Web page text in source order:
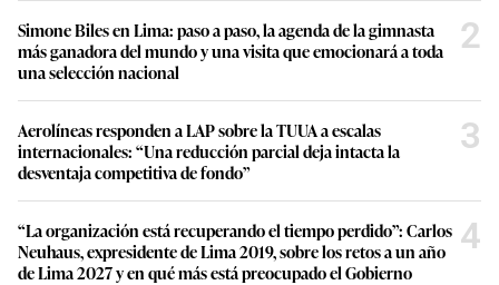
Simone Biles en Lima: paso a paso, la agenda de la gimnasta
más ganadora del mundo y una visita que emocionará a toda
una selección nacional
2
Aerolíneas responden a LAP sobre la TUUA a escalas
internacionales: “Una reducción parcial deja intacta la
desventaja competitiva de fondo”
3
“La organización está recuperando el tiempo perdido”: Carlos
Neuhaus, expresidente de Lima 2019, sobre los retos a un año
de Lima 2027 y en qué más está preocupado el Gobierno
4